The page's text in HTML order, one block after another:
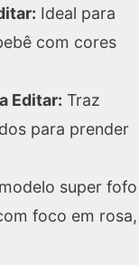
Ideal para
com cores
Editar: Traz
para prender
super fofo
foco em rosa,